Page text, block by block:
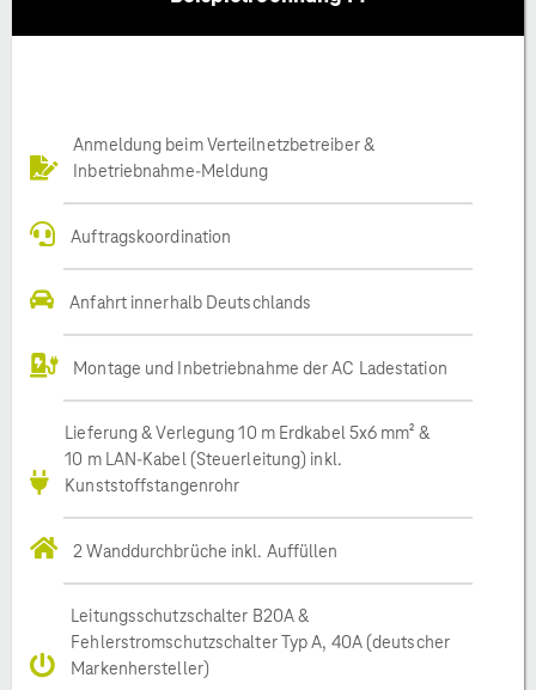
Anmeldung beim Verteilnetzbetreiber &
Inbetriebnahme-Meldung
Auftragskoordination
Anfahrt innerhalb Deutschlands
Montage und Inbetriebnahme der AC Ladestation
Lieferung & Verlegung 10 m Erdkabel 5x6 mm² &
10 m LAN-Kabel (Steuerleitung) inkl.
Kunststoffstangenrohr
2 Wanddurchbrüche inkl. Auffüllen
Leitungsschutzschalter B20A &
Fehlerstromschutzschalter Typ A, 40A (deutscher
Markenhersteller)